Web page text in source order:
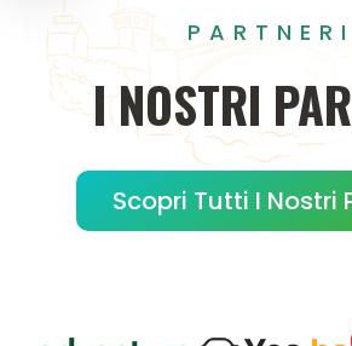
PARTNERI
INOSTRI
Scopri Tutti I Nostri